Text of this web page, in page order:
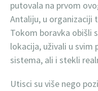
putovala na prvom
Antaliju, u organizaciji
Tokom boravka obišli
lokacija, uživali u
sistema, ali i stekli
Utisci su više nego